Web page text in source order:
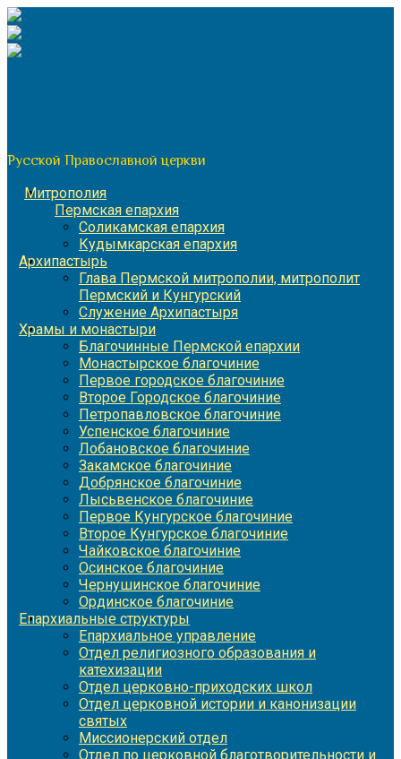
Перейти
к
содержимому
Русской Православной церкви
Митрополия
Пермская епархия
Соликамская епархия
Кудымкарская епархия
Архипастырь
Глава Пермской митрополии, митрополит
Пермский и Кунгурский
Служение Архипастыря
Храмы и монастыри
Благочинные Пермской епархии
Монастырское благочиние
Первое городское благочиние
Второе Городское благочиние
Петропавловское благочиние
Успенское благочиние
Лобановское благочиние
Закамское благочиние
Добрянское благочиние
Лысьвенское благочиние
Первое Кунгурское благочиние
Второе Кунгурское благочиние
Чайковское благочиние
Осинское благочиние
Чернушинское благочиние
Ординское благочиние
Епархиальные структуры
Епархиальное управление
Отдел религиозного образования и
катехизации
Отдел церковно-приходских школ
Отдел церковной истории и канонизации
святых
Миссионерский отдел
Отдел по церковной благотворительности и